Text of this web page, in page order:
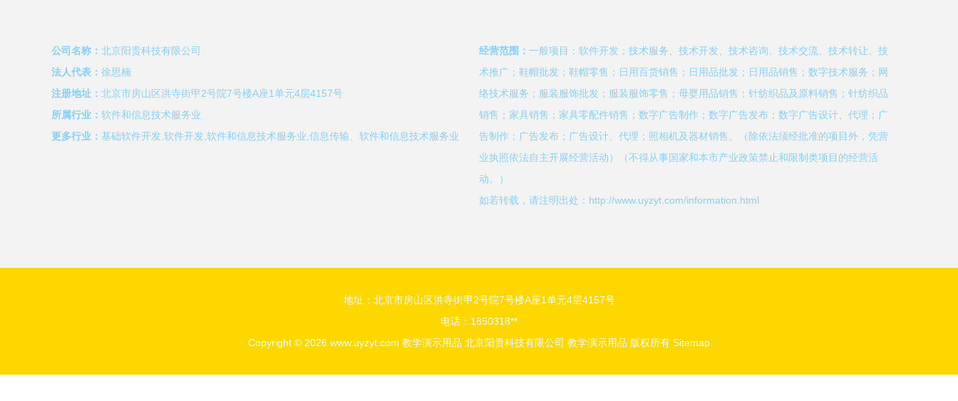
公司名称： 北京阳贵科技有限公司
法人代表： 徐思楠
注册地址： 北京市房山区洪寺街甲2号院7号楼A座1单元4层4157号
所属行业： 软件和信息技术服务业
更多行业： 基础软件开发,软件开发,软件和信息技术服务业,信息传输、软件和信息技术服务业
经营范围： 一般项目：软件开发；技术服务、技术开发、技术咨询、技术交流、技术转让、技
术推广；鞋帽批发；鞋帽零售；日用百货销售；日用品批发；日用品销售；数字技术服务；网
络技术服务；服装服饰批发；服装服饰零售；母婴用品销售；针纺织品及原料销售；针纺织品
销售；家具销售；家具零配件销售；数字广告制作；数字广告发布；数字广告设计、代理；广
告制作；广告发布；广告设计、代理；照相机及器材销售。（除依法须经批准的项目外，凭营
业执照依法自主开展经营活动）（不得从事国家和本市产业政策禁止和限制类项目的经营活
动。）
如若转载，请注明出处：http://www.uyzyt.com/information.html
地址：北京市房山区洪寺街甲2号院7号楼A座1单元4层4157号
电话：1850318**
Copyright © 2026 www.uyzyt.com 教学演示用品 北京阳贵科技有限公司 教学演示用品 版权所有 Sitemap